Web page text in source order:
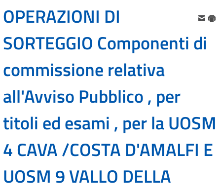
OPERAZIONI DI
SORTEGGIO Componenti di
commissione relativa
all'Avviso Pubblico , per
titoli ed esami , per la UOSM
4 CAVA /COSTA D'AMALFI E
UOSM 9 VALLO DELLA